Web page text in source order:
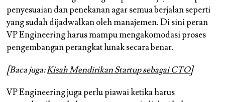
penyesuaian dan penekanan agar semua berjalan seperti
yang sudah dijadwalkan oleh manajemen. Di sini peran
VP Engineering harus mampu mengakomodasi proses
pengembangan perangkat lunak secara benar.
[Baca juga:Kisah Mendirikan Startup sebagai CTO]
VP Engineering juga perlu piawai ketika harus